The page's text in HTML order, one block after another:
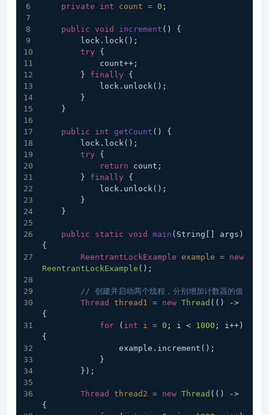
private
int count = 0 ;
public void increment ()
{
        lock.lock();
try {
            count++;
        }
finally {
            lock.unlock();
        }
    }
public int getCount ()
{
        lock.lock();
try {
return count;
        }
finally {
            lock.unlock();
        }
    }
public static void main (String[] args)
{
ReentrantLockExample example = new
ReentrantLockExample ();
// 创建并启动两个线程，分别增加计数器的值
Thread
thread1 = new Thread (() ->
{
for ( int i = 0 ; i < 1000 ; i++)
{
                example.increment();
            }
        });
Thread thread2 = new Thread (() ->
{